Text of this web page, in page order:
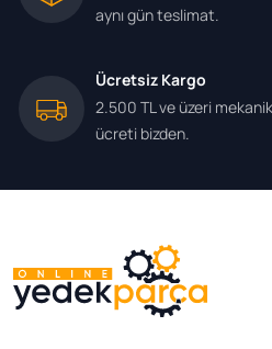
aynı gün teslimat.
Ücretsiz Kargo
2.500 TL ve üzeri
ücreti bizden.